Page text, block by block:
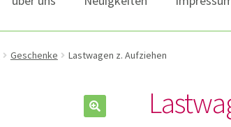
Geschenke Lastwagen z. Aufziehen